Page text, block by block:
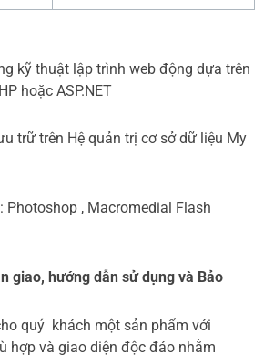
kỹ thuật lập trình web động dựa trên
hoặc ASP.NET
trữ trên Hệ quản trị cơ sở dữ liệu My
, Macromedial Flash
giao, hướng dẫn sử dụng và Bảo
quý khách một sản phẩm với
hợp và giao diện độc đáo nhằm